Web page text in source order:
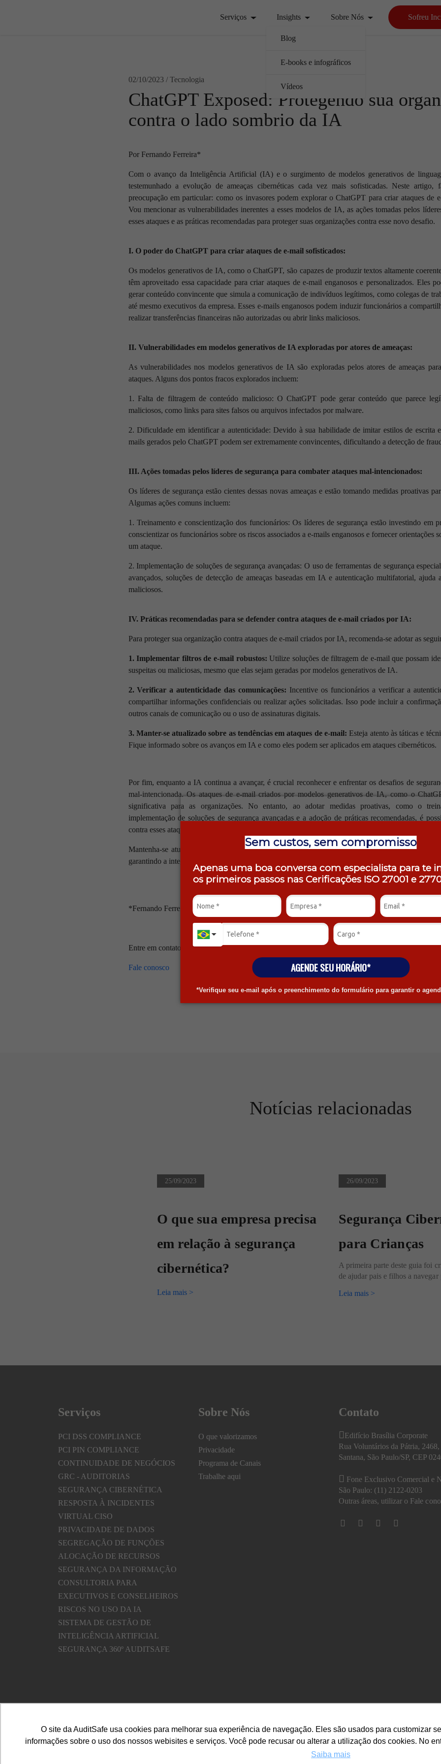
Sem custos, sem compromisso
Apenas uma boa conversa com especialista para te
os primeiros passos nas Cerificações ISO 27001 e
AGENDE SEU HORÁRIO*
*Verifique seu e-mail após o preenchimento do formulário para garantir o
O site da AuditSafe usa cookies para melhorar sua experiência de navegação. Eles são usados para customizar
informações sobre o uso dos nossos webisites e serviços. Você pode recusar ou alterar a utilização dos cookies. No
Saiba mais
Serviços Insights
Blog
E-books e infográficos
Vídeos
Sobre Nós Sofreu
02/10/2023 / Tecnologia
ChatGPT Exposed: Protegendo sua
contra o lado sombrio da IA
Por Fernando Ferreira*
Com o avanço da Inteligência Artificial (IA) e o surgimento de modelos generativos de
testemunhado a evolução de ameaças cibernéticas cada vez mais sofisticadas. Neste
preocupação em particular: como os invasores podem explorar o ChatGPT para criar ataques de
Vou mencionar as vulnerabilidades inerentes a esses modelos de IA, as ações tomadas pelos
esses ataques e as práticas recomendadas para proteger suas organizações contra esse novo desafio.
I. O poder do ChatGPT para criar ataques de e-mail sofisticados:
Os modelos generativos de IA, como o ChatGPT, são capazes de produzir textos altamente
têm aproveitado essa capacidade para criar ataques de e-mail enganosos e personalizados. Eles
gerar conteúdo convincente que simula a comunicação de indivíduos legítimos, como colegas de
até mesmo executivos da empresa. Esses e-mails enganosos podem induzir funcionários a
realizar transferências financeiras não autorizadas ou abrir links maliciosos.
II. Vulnerabilidades em modelos generativos de IA exploradas por atores de ameaças:
As vulnerabilidades nos modelos generativos de IA são exploradas pelos atores de ameaças
ataques. Alguns dos pontos fracos explorados incluem:
1. Falta de filtragem de conteúdo malicioso: O ChatGPT pode gerar conteúdo que parece
maliciosos, como links para sites falsos ou arquivos infectados por malware.
2. Dificuldade em identificar a autenticidade: Devido à sua habilidade de imitar estilos de escrita
mails gerados pelo ChatGPT podem ser extremamente convincentes, dificultando a detecção de
III. Ações tomadas pelos líderes de segurança para combater ataques mal-intencionados:
Os líderes de segurança estão cientes dessas novas ameaças e estão tomando medidas proativas
Algumas ações comuns incluem:
1. Treinamento e conscientização dos funcionários: Os líderes de segurança estão investindo em
conscientizar os funcionários sobre os riscos associados a e-mails enganosos e fornecer orientações
um ataque.
2. Implementação de soluções de segurança avançadas: O uso de ferramentas de segurança
avançados, soluções de detecção de ameaças baseadas em IA e autenticação multifatorial, ajuda
maliciosos.
IV. Práticas recomendadas para se defender contra ataques de e-mail criados por IA:
Para proteger sua organização contra ataques de e-mail criados por IA, recomenda-se adotar as
1. Implementar filtros de e-mail robustos:Utilize soluções de filtragem de e-mail que possam
suspeitas ou maliciosas, mesmo que elas sejam geradas por modelos generativos de IA.
2. Verificar a autenticidade das comunicações: Incentive os funcionários a verificar a
compartilhar informações confidenciais ou realizar ações solicitadas. Isso pode incluir a
outros canais de comunicação ou o uso de assinaturas digitais.
3. Manter-se atualizado sobre as tendências em ataques de e-mail: Esteja atento às táticas e
Fique informado sobre os avanços em IA e como eles podem ser aplicados em ataques cibernéticos.
Por fim, enquanto a IA continua a avançar, é crucial reconhecer e enfrentar os desafios de
mal-intencionada. Os ataques de e-mail criados por modelos generativos de IA, como o
significativa para as organizações. No entanto, ao adotar medidas proativas, como o
implementação de soluções de segurança avançadas e a adoção de práticas recomendadas, é
contra esses ataques sofisticados.
Mantenha-se atualizado sobre as tendências em segurança cibernética e esteja preparado para
garantindo a integridade dos dados e a continuidade dos negócios.
*Fernando Ferreira é Founder & CEO da AuditSafe.
Entre em contato com nossos especialistas.
Fale conosco
Notícias relacionadas
25/09/2023
O que sua empresa precisa
em relação à segurança
cibernética?
Leia mais >
26/09/2023
Segurança
para Crianças
A primeira parte deste guia foi
de ajudar pais e filhos a navegar
Leia mais >
Serviços
PCI DSS COMPLIANCE
PCI PIN COMPLIANCE
CONTINUIDADE DE NEGÓCIOS
GRC - AUDITORIAS
SEGURANÇA CIBERNÉTICA
RESPOSTA À INCIDENTES
VIRTUAL CISO
PRIVACIDADE DE DADOS
SEGREGAÇÃO DE FUNÇÕES
ALOCAÇÃO DE RECURSOS
SEGURANÇA DA INFORMAÇÃO
CONSULTORIA PARA
EXECUTIVOS E CONSELHEIROS
RISCOS NO USO DA IA
SISTEMA DE GESTÃO DE
INTELIGÊNCIA ARTIFICIAL
SEGURANÇA 360º AUDITSAFE
Sobre Nós
O que valorizamos
Privacidade
Programa de Canais
Trabalhe aqui
Contato
Edifício Brasília Corporate
Rua Voluntários da Pátria, 2468,
Santana, São Paulo/SP, CEP
Fone Exclusivo Comercial e
São Paulo: (11) 2122-0203
Outras áreas, utilizar o Fale